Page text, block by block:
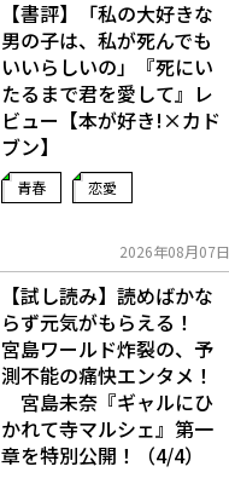
【書評】「私の大好きな
男の子は、私が死んでも
いいらしいの」――『死にい
たるまで君を愛して』レ
ビュー【本が好き!×カド
ブン】
青春 恋愛
2026年08月07日
【試し読み】読めばかな
らず元気がもらえる！
宮島ワールド炸裂の、予
測不能の痛快エンタメ！
宮島未奈『ギャルにひ
かれて寺マルシェ』第一
章を特別公開！（4/4）